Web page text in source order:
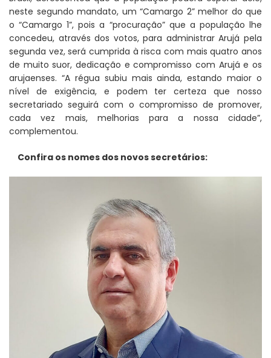
neste segundo mandato, um “Camargo 2” melhor do que
o “Camargo 1”, pois a “procuração” que a população lhe
concedeu, através dos votos, para administrar Arujá pela
segunda vez, será cumprida à risca com mais quatro anos
de muito suor, dedicação e compromisso com Arujá e os
arujaenses. “A régua subiu mais ainda, estando maior o
nível de exigência, e podem ter certeza que nosso
secretariado seguirá com o compromisso de promover,
cada vez mais, melhorias para a nossa cidade”,
complementou.
Confira os nomes dos novos secretários: